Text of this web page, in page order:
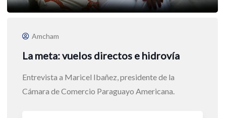
Amcham
La meta: vuelos directos e hidrovía
Entrevista a Maricel Ibañez, presidente de la
Cámara de Comercio Paraguayo Americana.